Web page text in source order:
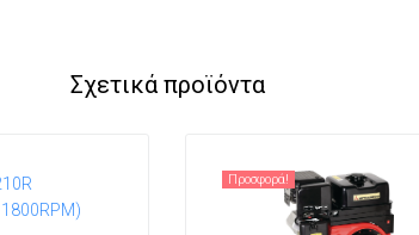
Σχετικά προϊόντα
Προσφορά!